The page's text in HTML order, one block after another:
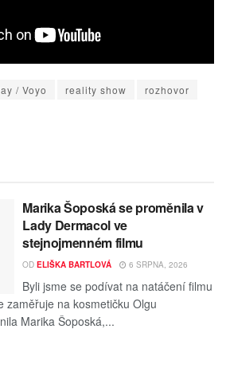
/ Voyo reality show
rozhovor
Marika Šoposká se proměnila v
Lady Dermacol ve
stejnojmenném filmu
OD ELIŠKA BARTLOVÁ 6 SRPNA, 2026
Byli jsme se podívat na natáčení filmu
zaměřuje na kosmetičku Olgu
Marika Šoposká,...